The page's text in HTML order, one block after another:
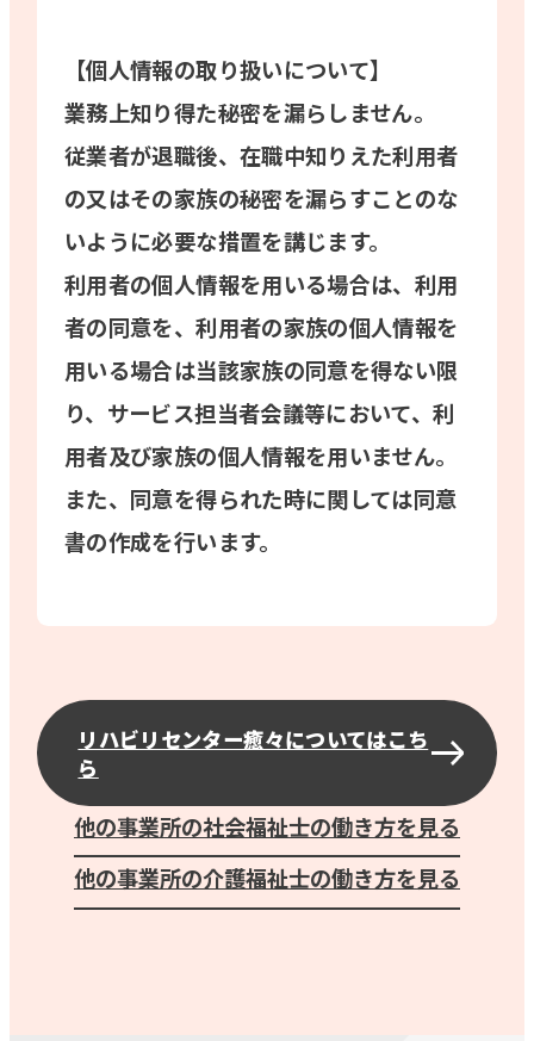
【個人情報の取り扱いについて】
業務上知り得た秘密を漏らしません。
従業者が退職後、在職中知りえた利用者
の又はその家族の秘密を漏らすことのな
いように必要な措置を講じます。
利用者の個人情報を用いる場合は、利用
者の同意を、利用者の家族の個人情報を
用いる場合は当該家族の同意を得ない限
り、サービス担当者会議等において、利
用者及び家族の個人情報を用いません。
また、同意を得られた時に関しては同意
書の作成を行います。
リハビリセンター癒々についてはこち
ら
他の事業所の社会福祉士の働き方を見る
他の事業所の介護福祉士の働き方を見る